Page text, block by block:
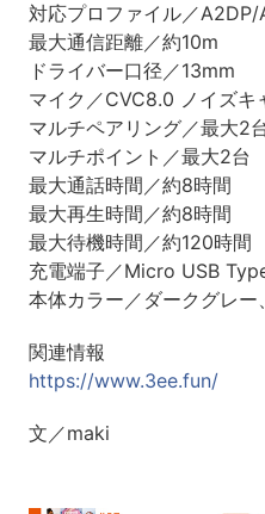
対応プロファイル／A2DP/
最大通信距離／約10m
ドライバー口径／13mm
マイク／CVC8.0 ノイズキ
マルチペアリング／最大2
マルチポイント／最大2台
最大通話時間／約8時間
最大再生時間／約8時間
最大待機時間／約120時間
充電端子／Micro USB
本体カラー／ダークグレー
関連情報
https://www.3ee.fun/
文／maki